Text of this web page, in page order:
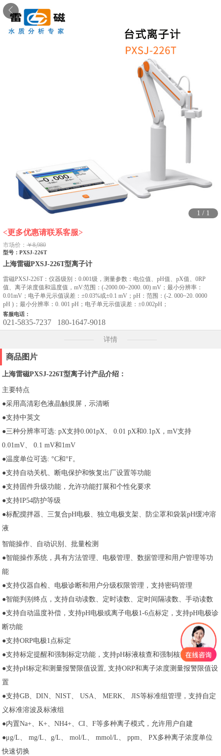
1 / 1
<更多优惠请联系客服>
市场价： ￥8,980
型号：PXSJ-226T
上海雷磁PXSJ-226T型离子计
雷磁PXSJ-226T：仪器级别：0.001级，测量参数：电位值、pH值、pX值、0RP
值、离子浓度值和温度值，mV:范围：(-2000.00~2000. 00) mV；最小分辨率：
0.01mV；电子单元示值误差：±0.03%或±0.1 mV；pH：范围：(-2. 000~20. 0000
pH )；最小分辨率：0. 001 pH；电子单元示值误差：±0.002pH；
客服电话：
021-5835-7237 180-1647-9018
详情
商品图片
上海雷磁PXSJ-226T型离子计产品介绍：
主要特点
●采用高清彩色液晶触摸屏，示清晰
●支持中英文
●三种分辨率可选: pX支持0.001pX、 0.01 pX和0.1pX，mV支持
0.01mV、 0.1 mV和1mV
●温度单位可选: °C和°F。
●支持自动关机、断电保护和恢复出厂设置等功能
●支持固件升级功能，允许功能打展和个性化要求
●支持IP54防护等级
●标配搅拌器、三复合pH电极、独立电极支架、防尘罩和袋装pH缓冲溶
液
智能操作、自动识别、批量检测
●智能操作系统，具有方法管理、电极管理、数据管理和用户管理等功
能
●支持仪器自检、电极诊断和用户分级权限管理，支持密码管理
●智能判别终点，支持自动读数、定时读数、定时间隔读数、手动读数
●支持自动温度补偿，支持pH电极或离子电极1-6点标定，支持pH电极诊
断功能
●支持ORP电极1点标定
●支持标定提醒和强制标定功能，支持pH标液核查和强制核查功能
●支持pH标定和测量报警限值设置, 支持ORP和离子浓度测量报警限值设
置
●支持GB、DIN、NIST、 USA、 MERK、 JIS等标准组管理，支持自定
义标准溶波及标液组
●内置Na+、K+、NH4+、CI、F等多种离子模式，允许用户自建
●μg/L、 mg/L、g/L、 mol/L、 mmol/L、 ppm、 PX多种离子浓度单位
快速切换